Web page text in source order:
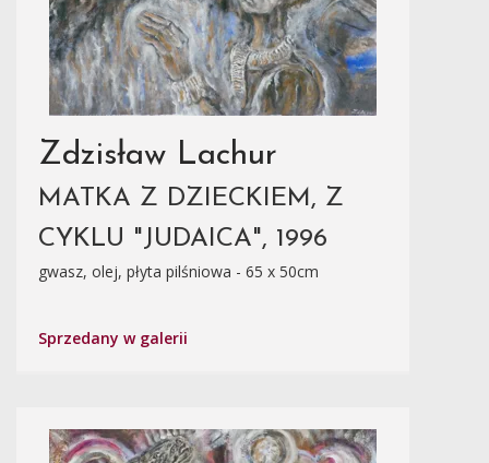
Zdzisław Lachur
MATKA Z DZIECKIEM, Z
CYKLU "JUDAICA", 1996
gwasz, olej, płyta pilśniowa - 65 x 50cm
Sprzedany w galerii